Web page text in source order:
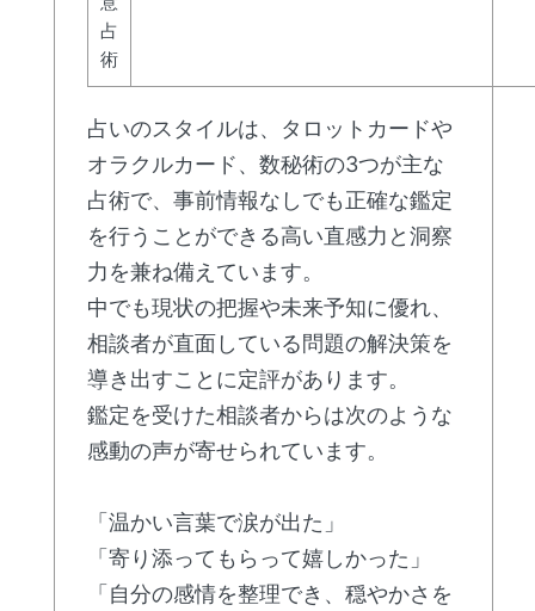
占
術
占いのスタイルは、タロットカードや
オラクルカード、数秘術の3つが主な
占術で、事前情報なしでも正確な鑑定
を行うことができる高い直感力と洞察
力を兼ね備えています。
中でも現状の把握や未来予知に優れ、
相談者が直面している問題の解決策を
導き出すことに定評があります。
鑑定を受けた相談者からは次のような
感動の声が寄せられています。
「温かい言葉で涙が出た」
「寄り添ってもらって嬉しかった」
「自分の感情を整理でき、穏やかさを